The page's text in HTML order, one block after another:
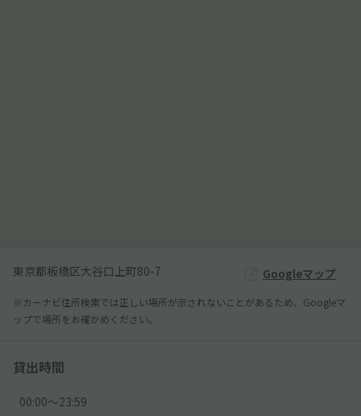
東京都板橋区大谷口上町80-7 Googleマップ
※カーナビ住所検索では正しい場所が示されないことがあるため、Googleマ
ップで場所をお確かめください。
貸出時間
00:00〜23:59